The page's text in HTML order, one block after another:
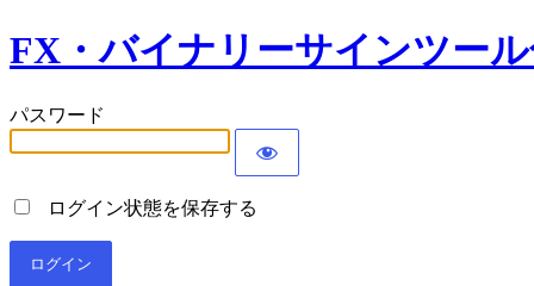
FX・バイナリーサインツー
パスワード
ログイン状態を保存する